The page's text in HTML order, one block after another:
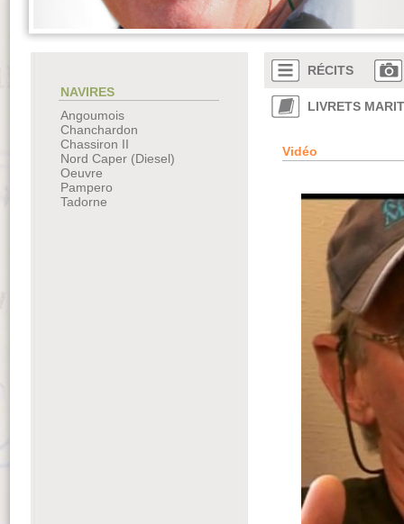
NAVIRES
Angoumois
Chanchardon
Chassiron II
Nord Caper (Diesel)
Oeuvre
Pampero
Tadorne
RÉCITS
LIVRETS
Vidéo